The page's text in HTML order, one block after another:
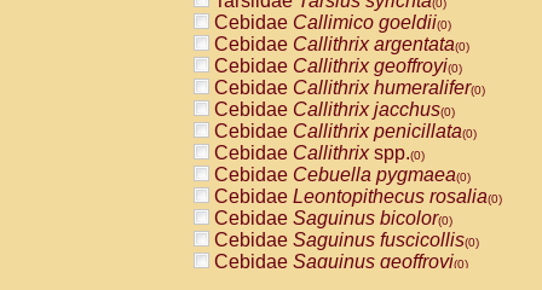
(0)
Cebidae Callimico goeldii(0)
Cebidae Callithrix argentata(0)
Cebidae Callithrix geoffroyi(0)
Cebidae Callithrix humeralifer(0)
Cebidae Callithrix jacchus(0)
Cebidae Callithrix penicillata(0)
Cebidae Callithrixspp.(0)
Cebidae Cebuella pygmaea(0)
Cebidae Leontopithecus rosalia(0)
Cebidae Saguinus bicolor(0)
Cebidae Saguinus fuscicollis(0)
Cebidae Saguinus geoffroyi(0)